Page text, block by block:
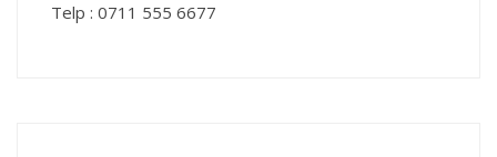
Telp : 0711 555 6677